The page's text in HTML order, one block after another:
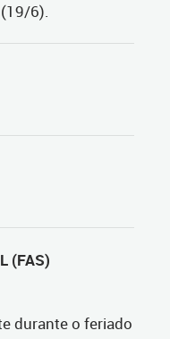
6).
(FAS)
durante o feriado